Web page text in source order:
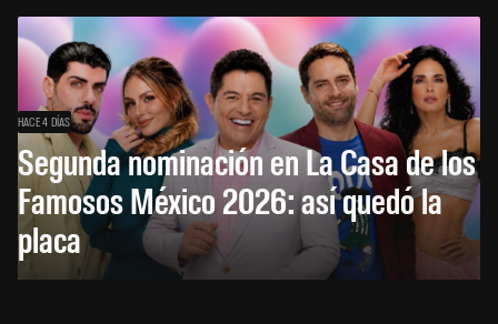
HACE 4 DÍAS
Segunda nominación en La Casa de los
Famosos México 2026: así quedó la
placa